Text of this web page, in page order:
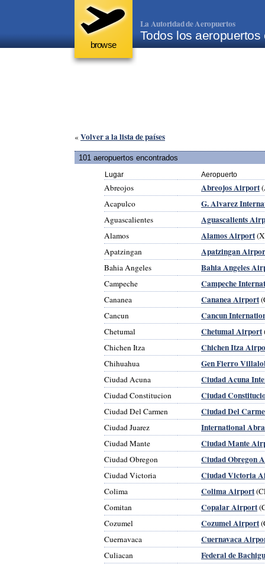
browse
La Autoridad de Aeropuertos
Todos los aeropuertos
« Volver a la lista de países
101 aeropuertos encontrados
Lugar Aeropuerto
Abreojos Abreojos Airport
Acapulco
G. Alvarez
Aguascalientes Aguascalients
Alamos Alamos Airport
Apatzingan
Apatzingan
Bahia Angeles Bahia Angeles
Campeche Campeche
Cananea Cananea Airport
Cancun
Cancun
Chetumal Chetumal Airport
Chichen Itza
Chichen Itza
Chihuahua Gen Fierro
Ciudad Acuna Ciudad Acuna
Ciudad Constitucion Ciudad
Ciudad Del Carmen Ciudad Del
Ciudad Juarez International
Ciudad Mante Ciudad Mante
Ciudad Obregon Ciudad Obregon
Ciudad Victoria Ciudad Victoria
Colima Colima Airport
Comitan
Copalar Airport
Cozumel
Cozumel Airport
Cuernavaca
Cuernavaca
Culiacan Federal de